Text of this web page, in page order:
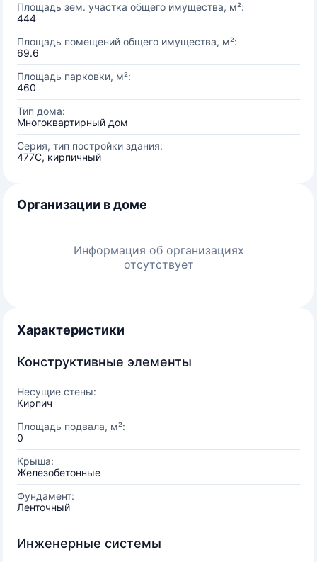
Площадь зем. участка общего имущества, м²:
444
Площадь помещений общего имущества, м²:
69.6
Площадь парковки, м²:
460
Тип дома:
Многоквартирный дом
Серия, тип постройки здания:
477С, кирпичный
Организации в доме
Информация об организациях
отсутствует
Характеристики
Конструктивные элементы
Несущие стены:
Кирпич
Площадь подвала, м²:
0
Крыша:
Железобетонные
Фундамент:
Ленточный
Инженерные системы